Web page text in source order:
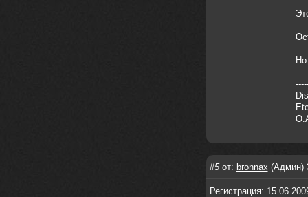
#5от: bronnax (Админ)
Регистрация: